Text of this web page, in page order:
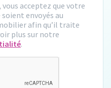
acceptez que votre
envoyés au
afin qu’il traite
plus sur notre
.